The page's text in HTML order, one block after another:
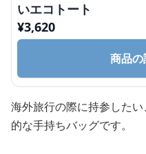
いエコトート
¥3,620
商品
海外旅行の際に持参した
的な手持ちバッグです。